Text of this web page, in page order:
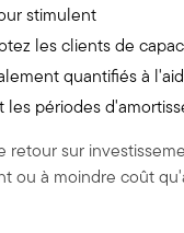
stimulent
les clients de
quantifiés à
les périodes
retour sur
ou à moindre coût